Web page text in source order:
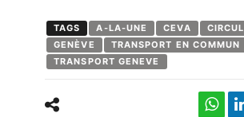
TAGS A-LA-UNE CEVA
GENÈVE
TRANSPORT EN COMMUN
TRANSPORT GENEVE